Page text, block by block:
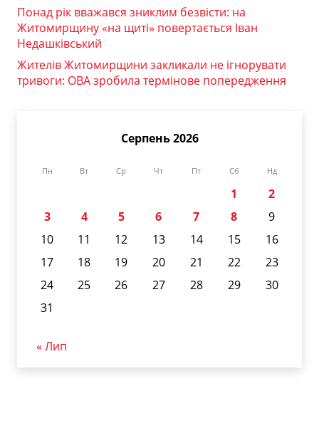
Понад рік вважався зниклим безвісти: на
Житомирщину «на щиті» повертається Іван
Недашківський
Жителів Житомирщини закликали не ігнорувати
тривоги: ОВА зробила термінове попередження
Серпень 2026
Пн Вт Ср Чт Пт Сб Нд
1
2
3
4 5 6 7 8
9
10
11 12 13 14 15
16
17
18 19 20 21 22
23
24
25 26 27 28 29
30
31
« Лип